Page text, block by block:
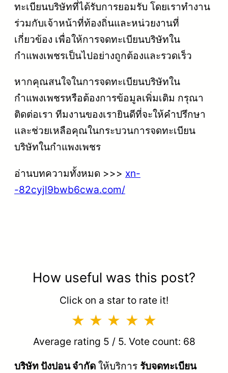
ทะเบียนบริษัทที่ได้รับการยอมรับ โดยเราทำงาน
ร่วมกับเจ้าหน้าที่ท้องถิ่นและหน่วยงานที่
เกี่ยวข้อง เพื่อให้การจดทะเบียนบริษัทใน
กำแพงเพชรเป็นไปอย่างถูกต้องและรวดเร็ว
หากคุณสนใจในการจดทะเบียนบริษัทใน
กำแพงเพชรหรือต้องการข้อมูลเพิ่มเติม กรุณา
ติดต่อเรา ทีมงานของเรายินดีที่จะให้คำปรึกษา
และช่วยเหลือคุณในกระบวนการจดทะเบียน
บริษัทในกำแพงเพชร
อ่านบทความทั้งหมด >>> xn-
-82cyjl9bwb6cwa.com/
How useful was this post?
Click on a star to rate it!
Average rating 5 / 5. Vote count: 68
บริษัท ปังปอน จำกัด ให้บริการ รับจดทะเบียน